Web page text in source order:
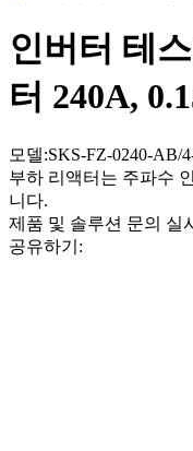
인버터 테
터 240A,
모델:SKS-FZ-0240-AB/
부하 리액터는 주파수
니다.
제품 및 솔루션 문의 실
공유하기: